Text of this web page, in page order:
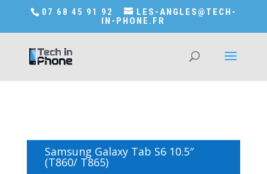
Accédez a Shop-in-tech-in-phone
07 68 45 91 92
LES-ANGLES@TECH-
IN-PHONE.FR
Samsung Galaxy Tab S6 10.5″
(T860/ T865)